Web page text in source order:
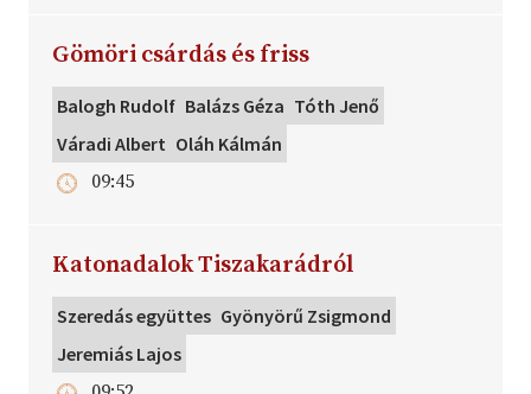
Gömöri csárdás és friss
Balogh Rudolf Balázs Géza Tóth Jenő
Váradi Albert Oláh Kálmán
09:45
Katonadalok Tiszakarádról
Szeredás együttes Gyönyörű Zsigmond
Jeremiás Lajos